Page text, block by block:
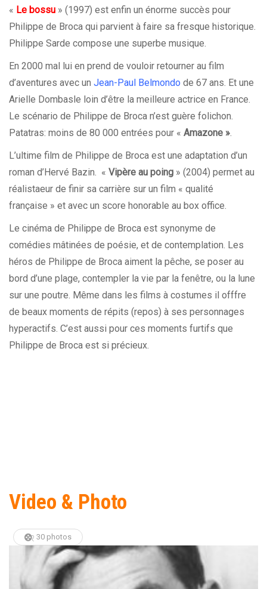
« Le bossu » (1997) est enfin un énorme succès pour
Philippe de Broca qui parvient à faire sa fresque historique.
Philippe Sarde compose une superbe musique.
En 2000 mal lui en prend de vouloir retourner au film
d’aventures avec un Jean-Paul Belmondo de 67 ans. Et une
Arielle Dombasle loin d’être la meilleure actrice en France.
Le scénario de Philippe de Broca n’est guère folichon.
Patatras: moins de 80 000 entrées pour « Amazone ».
L’ultime film de Philippe de Broca est une adaptation d’un
roman d’Hervé Bazin. « Vipère au poing » (2004) permet au
réalistaeur de finir sa carrière sur un film « qualité
française » et avec un score honorable au box office.
Le cinéma de Philippe de Broca est synonyme de
comédies mâtinées de poésie, et de contemplation. Les
héros de Philippe de Broca aiment la pêche, se poser au
bord d’une plage, contempler la vie par la fenêtre, ou la lune
sur une poutre. Même dans les films à costumes il offfre
de beaux moments de répits (repos) à ses personnages
hyperactifs. C’est aussi pour ces moments furtifs que
Philippe de Broca est si précieux.
Video & Photo
30 photos